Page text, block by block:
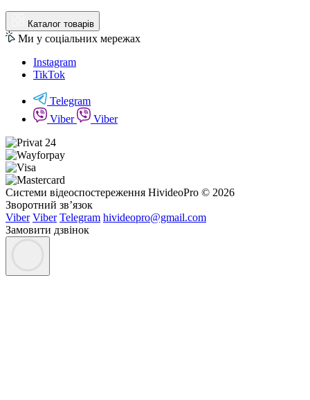
Каталог товарів
Ми у соціальних мережах
Instagram
TikTok
Telegram
Viber
Viber
Системи відеоспостереження HivideoPro © 2026
Зворотний зв’язок
Viber Viber Telegram hivideopro@gmail.com
Замовити дзвінок